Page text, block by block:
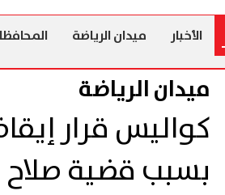
الأخبار ميدان الرياضة
ميدان الرياضة
كواليس قرار
بسبب قضية